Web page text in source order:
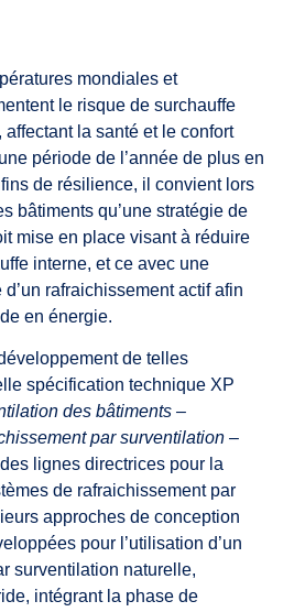
mondiales et
le risque de surchauffe
la santé et le confort
période de l’année de plus en
de résilience, il convient lors
bâtiments qu’une stratégie de
mise en place visant à réduire
interne, et ce avec une
rafraichissement actif afin
en énergie.
de telles
spécification technique XP
des bâtiments –
par surventilation –
lignes directrices pour la
de rafraichissement par
approches de conception
pour l’utilisation d’un
surventilation naturelle,
intégrant la phase de